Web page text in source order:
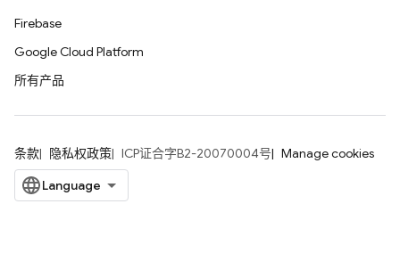
Firebase
Google Cloud Platform
所有产品
条款 隐私权政策 ICP证合字B2-20070004号 Manage cookies